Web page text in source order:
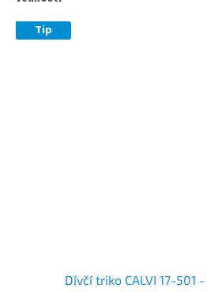
Tip
Dívčí triko CALVI 17-501